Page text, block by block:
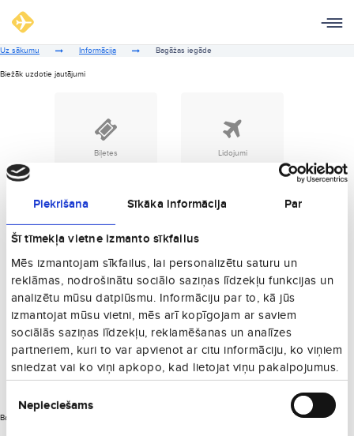
Piekrišana Sīkāka informācija Par
Šī tīmekļa vietne izmanto sīkfailus
Mēs izmantojam sīkfailus, lai personalizētu saturu un
reklāmas, nodrošinātu sociālo saziņas līdzekļu funkcijas un
analizētu mūsu datplūsmu. Informāciju par to, kā jūs
izmantojat mūsu vietni, mēs arī kopīgojam ar saviem
sociālās saziņas līdzekļu, reklamēšanas un analīzes
partneriem, kuri to var apvienot ar citu informāciju, ko viņiem
sniedzat vai ko viņi apkopo, kad lietojat viņu pakalpojumus.
izvēle
Nepieciešams
Uz sākumu Informācija Bagāžas iegāde
Biežāk uzdotie jautājumi
Biļetes Lidojumi
Bagāža